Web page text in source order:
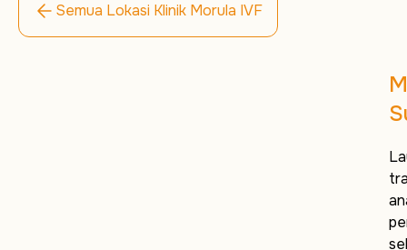
Semua Lokasi Klinik Morula IVF